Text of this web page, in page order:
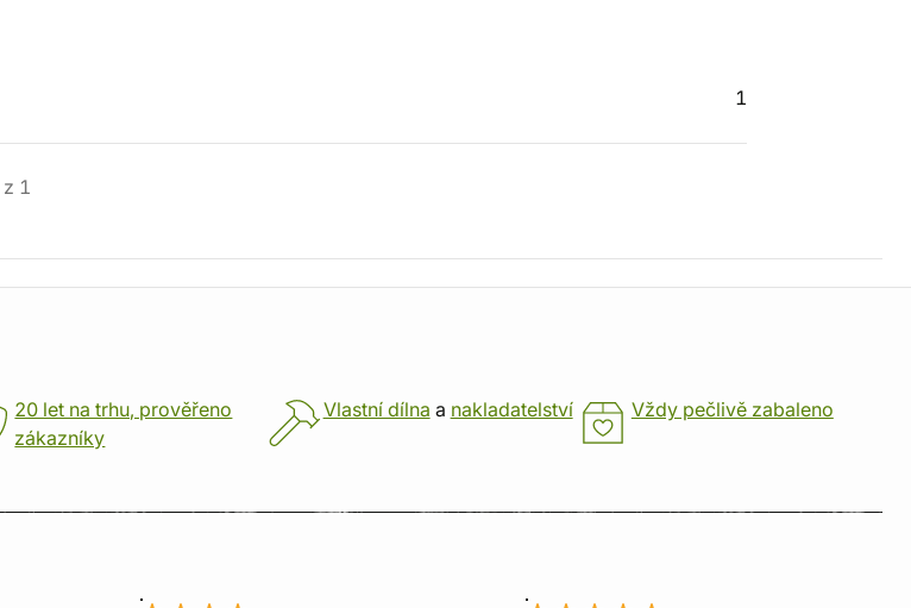
1
z 1
20 let na trhu, prověřeno
zákazníky
Vlastní dílna a nakladatelství Vždy pečlivě zabaleno